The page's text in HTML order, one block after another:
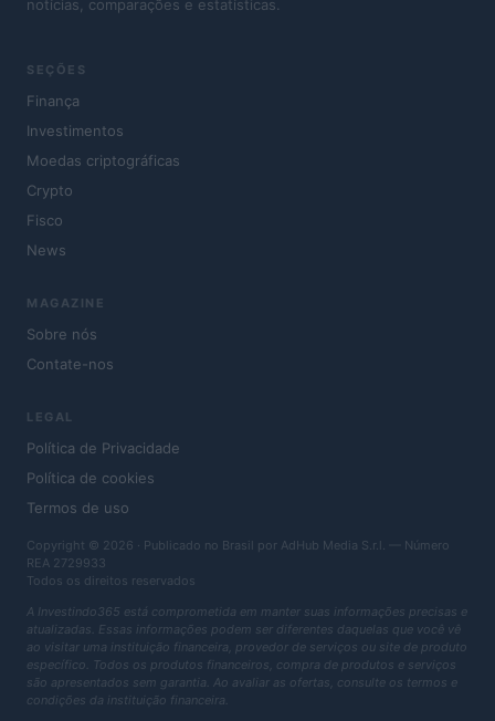
notícias, comparações e estatísticas.
SEÇÕES
Finança
Investimentos
Moedas criptográficas
Crypto
Fisco
News
MAGAZINE
Sobre nós
Contate-nos
LEGAL
Política de Privacidade
Política de cookies
Termos de uso
Copyright © 2026 · Publicado no Brasil por AdHub Media S.r.l. — Número
REA 2729933
Todos os direitos reservados
A Investindo365 está comprometida em manter suas informações precisas e
atualizadas. Essas informações podem ser diferentes daquelas que você vê
ao visitar uma instituição financeira, provedor de serviços ou site de produto
específico. Todos os produtos financeiros, compra de produtos e serviços
são apresentados sem garantia. Ao avaliar as ofertas, consulte os termos e
condições da instituição financeira.